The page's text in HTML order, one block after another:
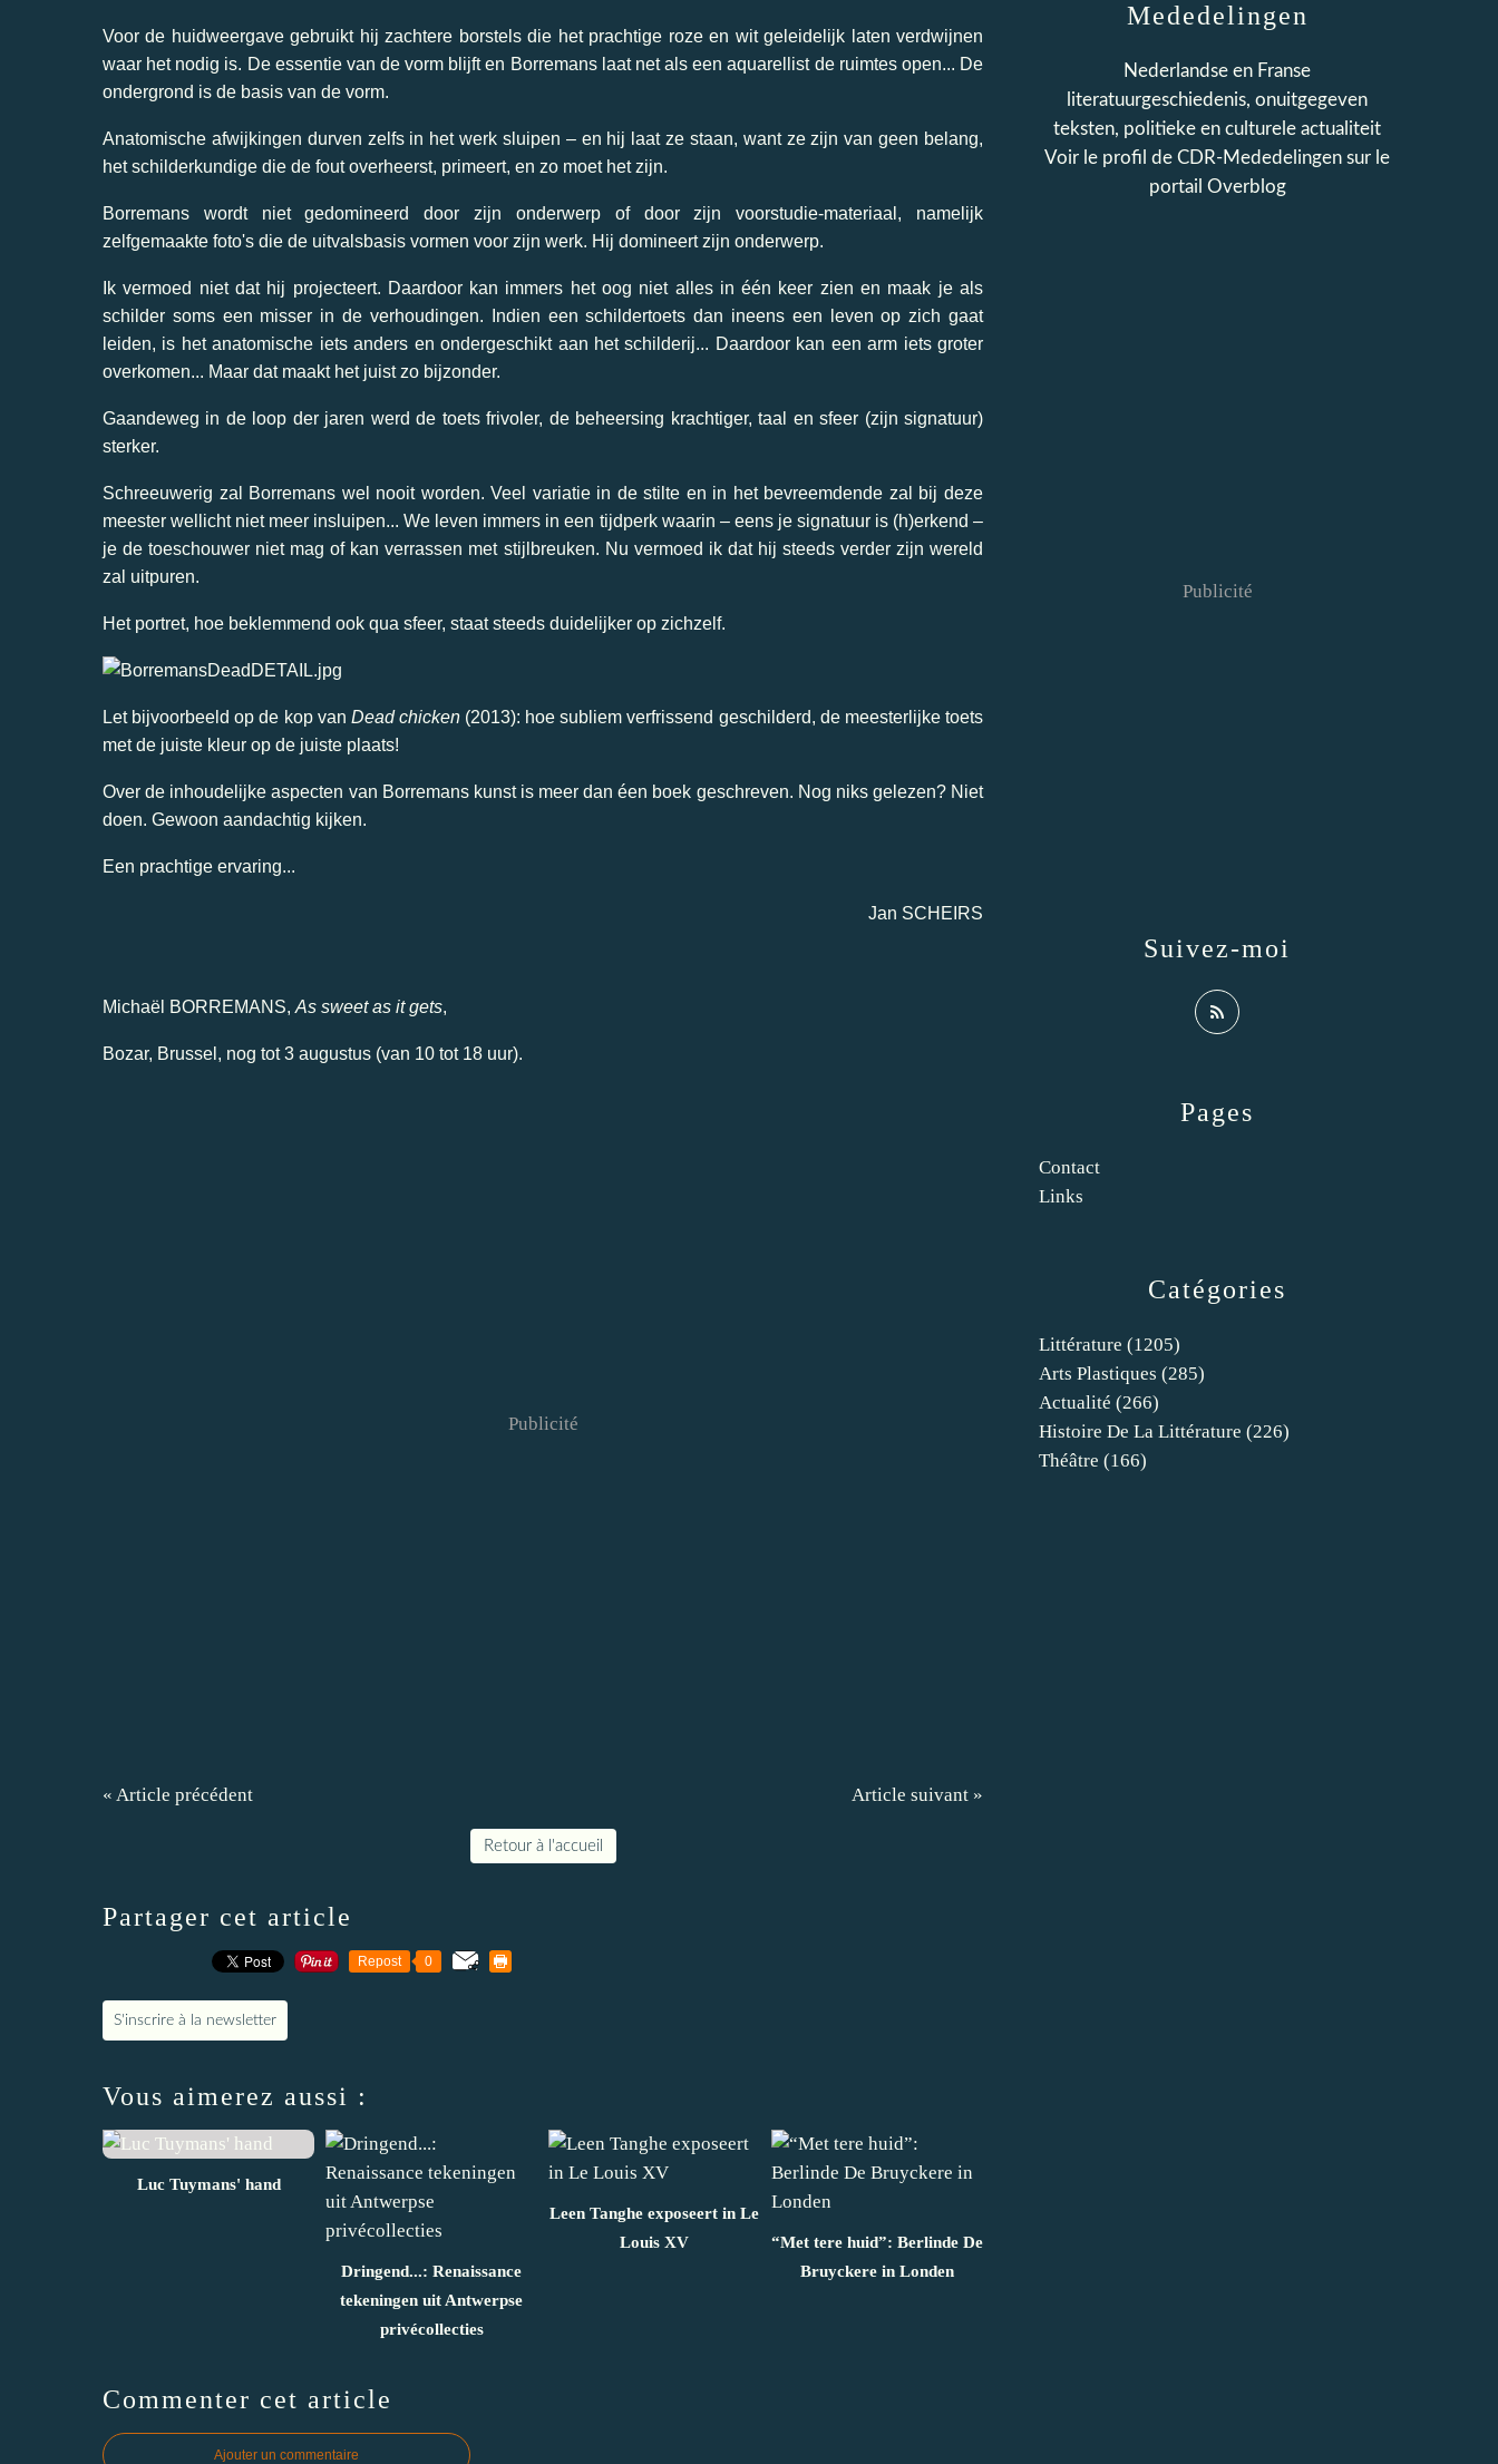
Voor de huidweergave gebruikt hij zachtere borstels die het prachtige roze en wit geleidelijk laten verdwijnen
waar het nodig is. De essentie van de vorm blijft en Borremans laat net als een aquarellist de ruimtes open... De
ondergrond is de basis van de vorm.
Anatomische afwijkingen durven zelfs in het werk sluipen – en hij laat ze staan, want ze zijn van geen belang,
het schilderkundige die de fout overheerst, primeert, en zo moet het zijn.
Borremans wordt niet gedomineerd door zijn onderwerp of door zijn voorstudie-materiaal, namelijk
zelfgemaakte foto's die de uitvalsbasis vormen voor zijn werk. Hij domineert zijn onderwerp.
Ik vermoed niet dat hij projecteert. Daardoor kan immers het oog niet alles in één keer zien en maak je als
schilder soms een misser in de verhoudingen. Indien een schildertoets dan ineens een leven op zich gaat
leiden, is het anatomische iets anders en ondergeschikt aan het schilderij... Daardoor kan een arm iets groter
overkomen... Maar dat maakt het juist zo bijzonder.
Gaandeweg in de loop der jaren werd de toets frivoler, de beheersing krachtiger, taal en sfeer (zijn signatuur)
sterker.
Schreeuwerig zal Borremans wel nooit worden. Veel variatie in de stilte en in het bevreemdende zal bij deze
meester wellicht niet meer insluipen... We leven immers in een tijdperk waarin – eens je signatuur is (h)erkend –
je de toeschouwer niet mag of kan verrassen met stijlbreuken. Nu vermoed ik dat hij steeds verder zijn wereld
zal uitpuren.
Het portret, hoe beklemmend ook qua sfeer, staat steeds duidelijker op zichzelf.
Let bijvoorbeeld op de kop van Dead chicken(2013): hoe subliem verfrissend geschilderd, de meesterlijke toets
met de juiste kleur op de juiste plaats!
Over de inhoudelijke aspecten van Borremans kunst is meer dan éen boek geschreven. Nog niks gelezen? Niet
doen. Gewoon aandachtig kijken.
Een prachtige ervaring...
Jan SCHEIRS
Michaël BORREMANS, As sweet as it gets,
Bozar, Brussel, nog tot 3 augustus (van 10 tot 18 uur).
Publicité
« Article précédent Article suivant »
Retour à l'accueil
Partager cet article
Repost 0
S'inscrire à la newsletter
Vous aimerez aussi :
Luc Tuymans' hand
Dringend...: Renaissance
tekeningen uit Antwerpse
privécollecties
Leen Tanghe exposeert in Le
Louis XV
“Met tere huid”: Berlinde De
Bruyckere in Londen
Commenter cet article
Ajouter un commentaire
Catégories
Littérature (1205)
Arts Plastiques (285)
Actualité (266)
Histoire De La Littérature (226)
Théâtre (166)
Pages
Contact
Links
Mededelingen
Nederlandse en Franse
literatuurgeschiedenis, onuitgegeven
teksten, politieke en culturele actualiteit
Voir le profil de CDR-Mededelingen sur le
portail Overblog
Suivez-moi
Publicité